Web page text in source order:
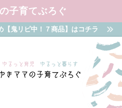
子育てぶろぐ
【鬼リピ中！７商品】はコチラ